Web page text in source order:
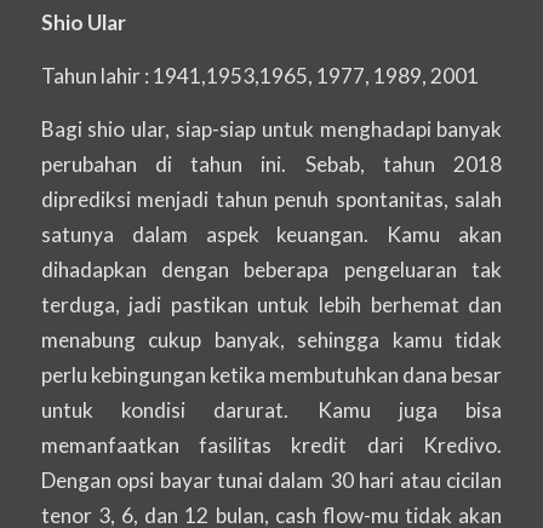
Shio Ular
Tahun lahir : 1941,1953,1965, 1977, 1989, 2001
Bagi shio ular, siap-siap untuk menghadapi banyak
perubahan di tahun ini. Sebab, tahun 2018
diprediksi menjadi tahun penuh spontanitas, salah
satunya dalam aspek keuangan. Kamu akan
dihadapkan dengan beberapa pengeluaran tak
terduga, jadi pastikan untuk lebih berhemat dan
menabung cukup banyak, sehingga kamu tidak
perlu kebingungan ketika membutuhkan dana besar
untuk kondisi darurat. Kamu juga bisa
memanfaatkan fasilitas kredit dari Kredivo.
Dengan opsi bayar tunai dalam 30 hari atau cicilan
tenor 3, 6, dan 12 bulan, cash flow-mu tidak akan